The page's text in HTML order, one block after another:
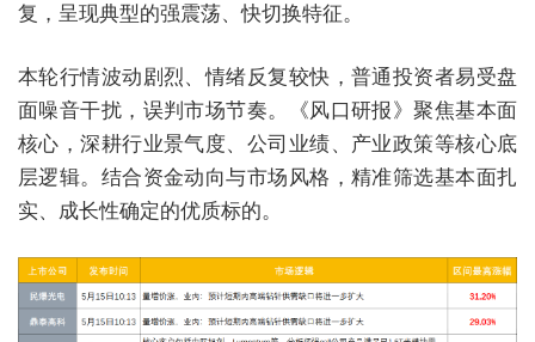
复，呈现典型的强震荡、快切换特征。
本轮行情波动剧烈、情绪反复较快，普通投资者易受盘
面噪音干扰，误判市场节奏。《风口研报》聚焦基本面
核心，深耕行业景气度、公司业绩、产业政策等核心底
层逻辑。结合资金动向与市场风格，精准筛选基本面扎
实、成长性确定的优质标的。